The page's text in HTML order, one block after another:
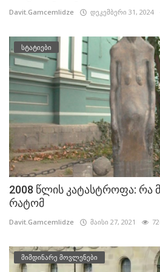
Davit.Gamcemlidze დეკემბერი 31, 2024
სტატიები
2008 წლის კატასტროფა:
რატომ
Davit.Gamcemlidze მაისი 27, 2021
მიმდინარე მოვლენები